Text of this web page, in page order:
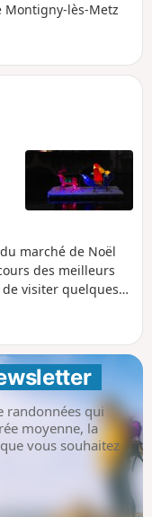
Montigny-lès-Metz
marché de Noël
des meilleurs
visiter quelques
périodes
1940 et 1944.
randonnées qui
moyenne, la
vous souhaitez